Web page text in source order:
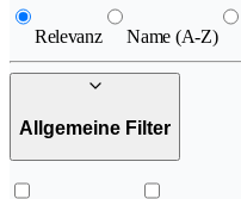
Relevanz Name (A-Z)
Allgemeine Filter